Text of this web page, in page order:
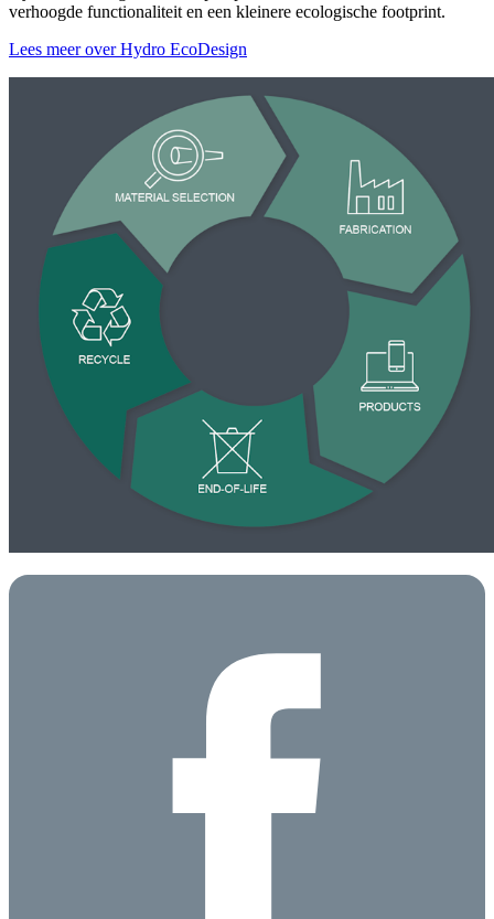
verhoogde functionaliteit en een kleinere ecologische footprint.
Lees meer over Hydro EcoDesign